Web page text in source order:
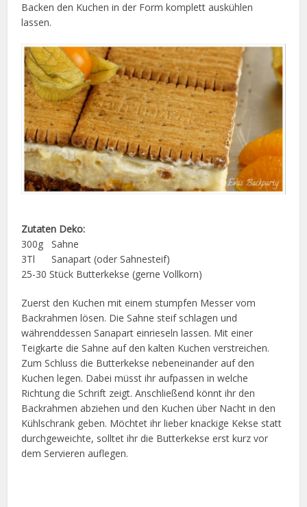
Backen den Kuchen in der Form komplett auskühlen
lassen.
Zutaten Deko:
300g Sahne
3Tl Sanapart (oder Sahnesteif)
25-30 Stück Butterkekse (gerne Vollkorn)
Zuerst den Kuchen mit einem stumpfen Messer vom
Backrahmen lösen. Die Sahne steif schlagen und
währenddessen Sanapart einrieseln lassen. Mit einer
Teigkarte die Sahne auf den kalten Kuchen verstreichen.
Zum Schluss die Butterkekse nebeneinander auf den
Kuchen legen. Dabei müsst ihr aufpassen in welche
Richtung die Schrift zeigt. Anschließend könnt ihr den
Backrahmen abziehen und den Kuchen über Nacht in den
Kühlschrank geben. Möchtet ihr lieber knackige Kekse statt
durchgeweichte, solltet ihr die Butterkekse erst kurz vor
dem Servieren auflegen.